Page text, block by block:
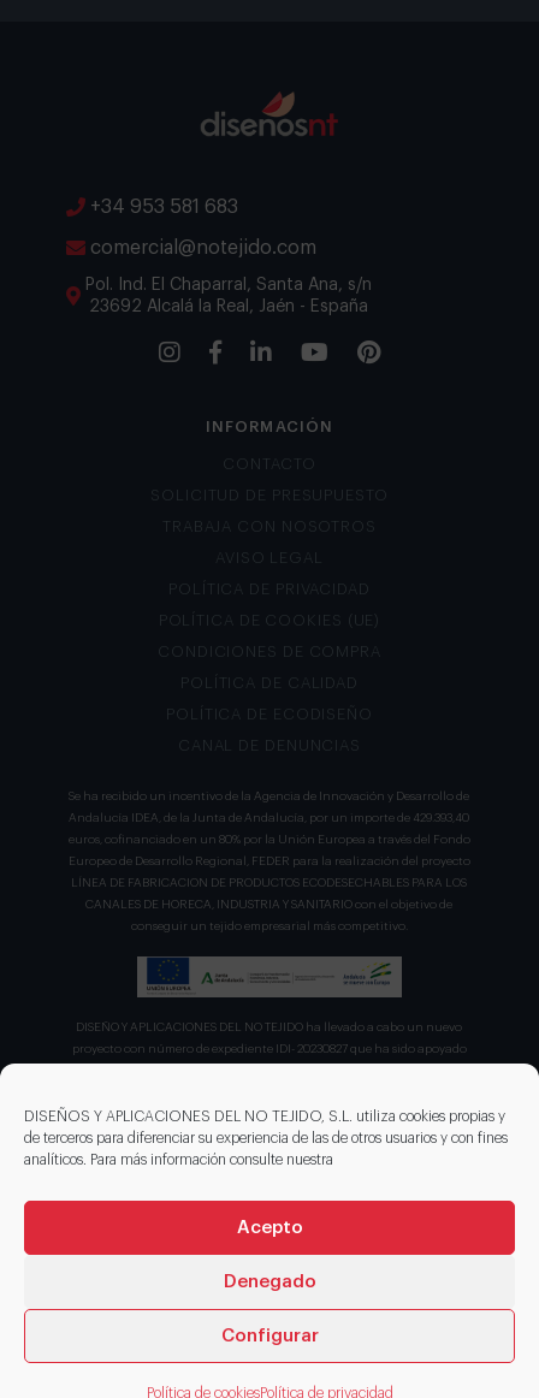
DISEÑOS Y APLICACIONES DEL NO TEJIDO, S.L. utiliza cookies propias y
de terceros para diferenciar su experiencia de las de otros usuarios y con fines
analíticos. Para más información consulte nuestra
Acepto
Denegado
Configurar
Política de cookiesPolítica de privacidad
+34 953 581 683
comercial@notejido.com
Pol. Ind. El Chaparral, Santa Ana, s/n
23692 Alcalá la Real, Jaén - España
INFORMACIÓN
CONTACTO
SOLICITUD DE PRESUPUESTO
TRABAJA CON NOSOTROS
AVISO LEGAL
POLÍTICA DE PRIVACIDAD
POLÍTICA DE COOKIES (UE)
CONDICIONES DE COMPRA
POLÍTICA DE CALIDAD
POLÍTICA DE ECODISEÑO
CANAL DE DENUNCIAS
Se ha recibido un incentivo de la Agencia de Innovación y Desarrollo de
Andalucía IDEA, de la Junta de Andalucía, por un importe de 429.393,40
euros, cofinanciado en un 80% por la Unión Europea a través del Fondo
Europeo de Desarrollo Regional, FEDER para la realización del proyecto
LÍNEA DE FABRICACION DE PRODUCTOS ECODESECHABLES PARA LOS
CANALES DE HORECA, INDUSTRIA Y SANITARIO con el objetivo de
conseguir un tejido empresarial más competitivo.
DISEÑO Y APLICACIONES DEL NO TEJIDO ha llevado a cabo un nuevo
proyecto con número de expediente IDI- 20230827 que ha sido apoyado
nuevas tecnologías de manipulación e impresión de materiales
sostenibles para favorecer el ecodiseño en el ámbito del packaging"
recibiendo en concepto de ayuda parcialmente reembolsable un 75%
© 2026 DISENOS NT